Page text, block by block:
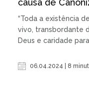
causa de
“Toda a existência
vivo, transbordante
Deus e caridade
06.04.2024 | 8